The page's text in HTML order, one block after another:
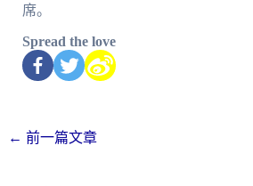
席。
Spread the love
← 前一篇文章